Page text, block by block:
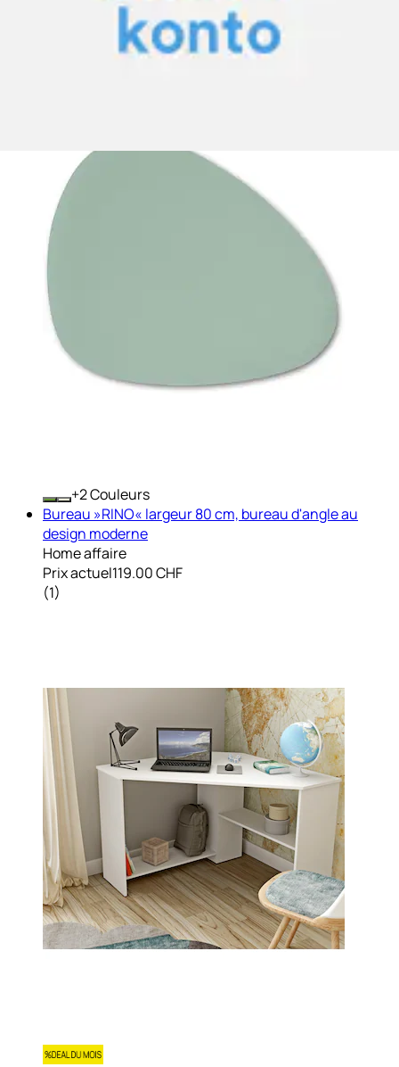
44.90 CHF
+ Couleurs
Bureau »RINO« largeur 80 cm, bureau d'angle au
design moderne
Home affaire
Prix actuel119.00 CHF
(1)